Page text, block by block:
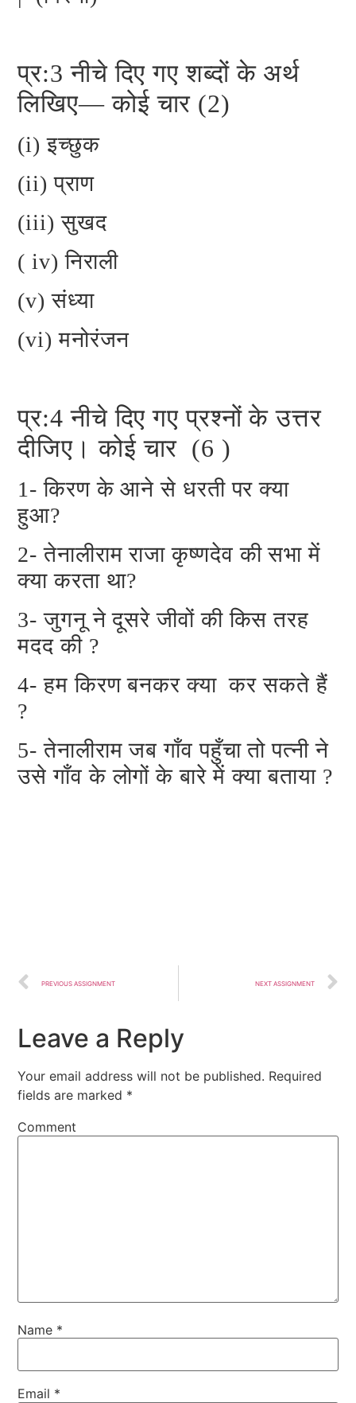
प्र:3 नीचे दिए गए शब्दों के अर्थ
लिखिए— कोई चार (2)
(i) इच्छुक
(ii) प्राण
(iii) सुखद
( iv) निराली
(v) संध्या
(vi) मनोरंजन
प्र:4 नीचे दिए गए प्रश्नों के उत्तर
दीजिए। कोई चार (6 )
1- किरण के आने से धरती पर क्या
हुआ?
2- तेनालीराम राजा कृष्णदेव की सभा में
क्या करता था?
3- जुगनू ने दूसरे जीवों की किस तरह
मदद की ?
4- हम किरण बनकर क्या कर सकते हैं
?
5- तेनालीराम जब गाँव पहुँचा तो पत्नी ने
उसे गाँव के लोगों के बारे में क्या बताया ?
PREVIOUS ASSIGNMENT NEXT ASSIGNMENT
Leave a Reply
Your email address will not be published. Required
fields are marked *
Comment
Name *
Email *